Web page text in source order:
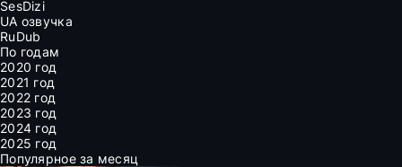
SesDizi
UA озвучка
RuDub
По годам
2020 год
2021 год
2022 год
2023 год
2024 год
2025 год
Популярное за месяц